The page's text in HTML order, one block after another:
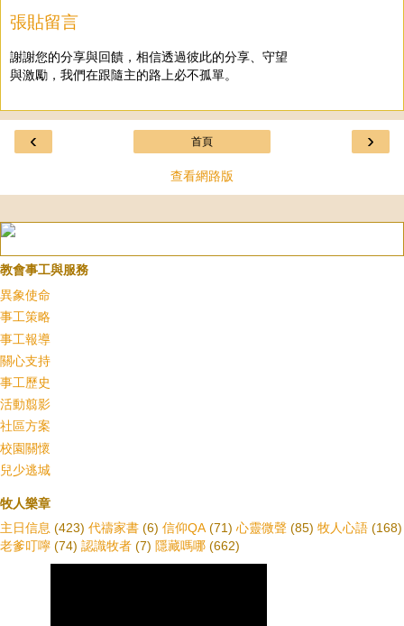
張貼留言
謝謝您的分享與回饋，相信透過彼此的分享、守望
與激勵，我們在跟隨主的路上必不孤單。
‹ ›
首頁
查看網路版
教會事工與服務
異象使命
事工策略
事工報導
關心支持
事工歷史
活動翦影
社區方案
校園關懷
兒少逃城
牧人樂章
主日信息 (423) 代禱家書 (6) 信仰QA (71) 心靈微聲 (85) 牧人心語 (168)
老爹叮嚀 (74) 認識牧者 (7) 隱藏嗎哪 (662)